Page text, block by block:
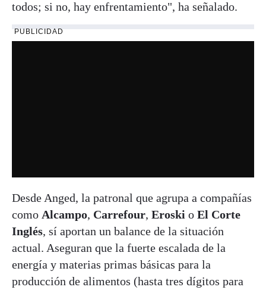
todos; si no, hay enfrentamiento", ha señalado.
PUBLICIDAD
Desde Anged, la patronal que agrupa a compañías
como Alcampo, Carrefour, Eroski o El Corte
Inglés, sí aportan un balance de la situación
actual. Aseguran que la fuerte escalada de la
energía y materias primas básicas para la
producción de alimentos (hasta tres dígitos para